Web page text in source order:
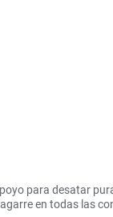
para desatar
en todas las